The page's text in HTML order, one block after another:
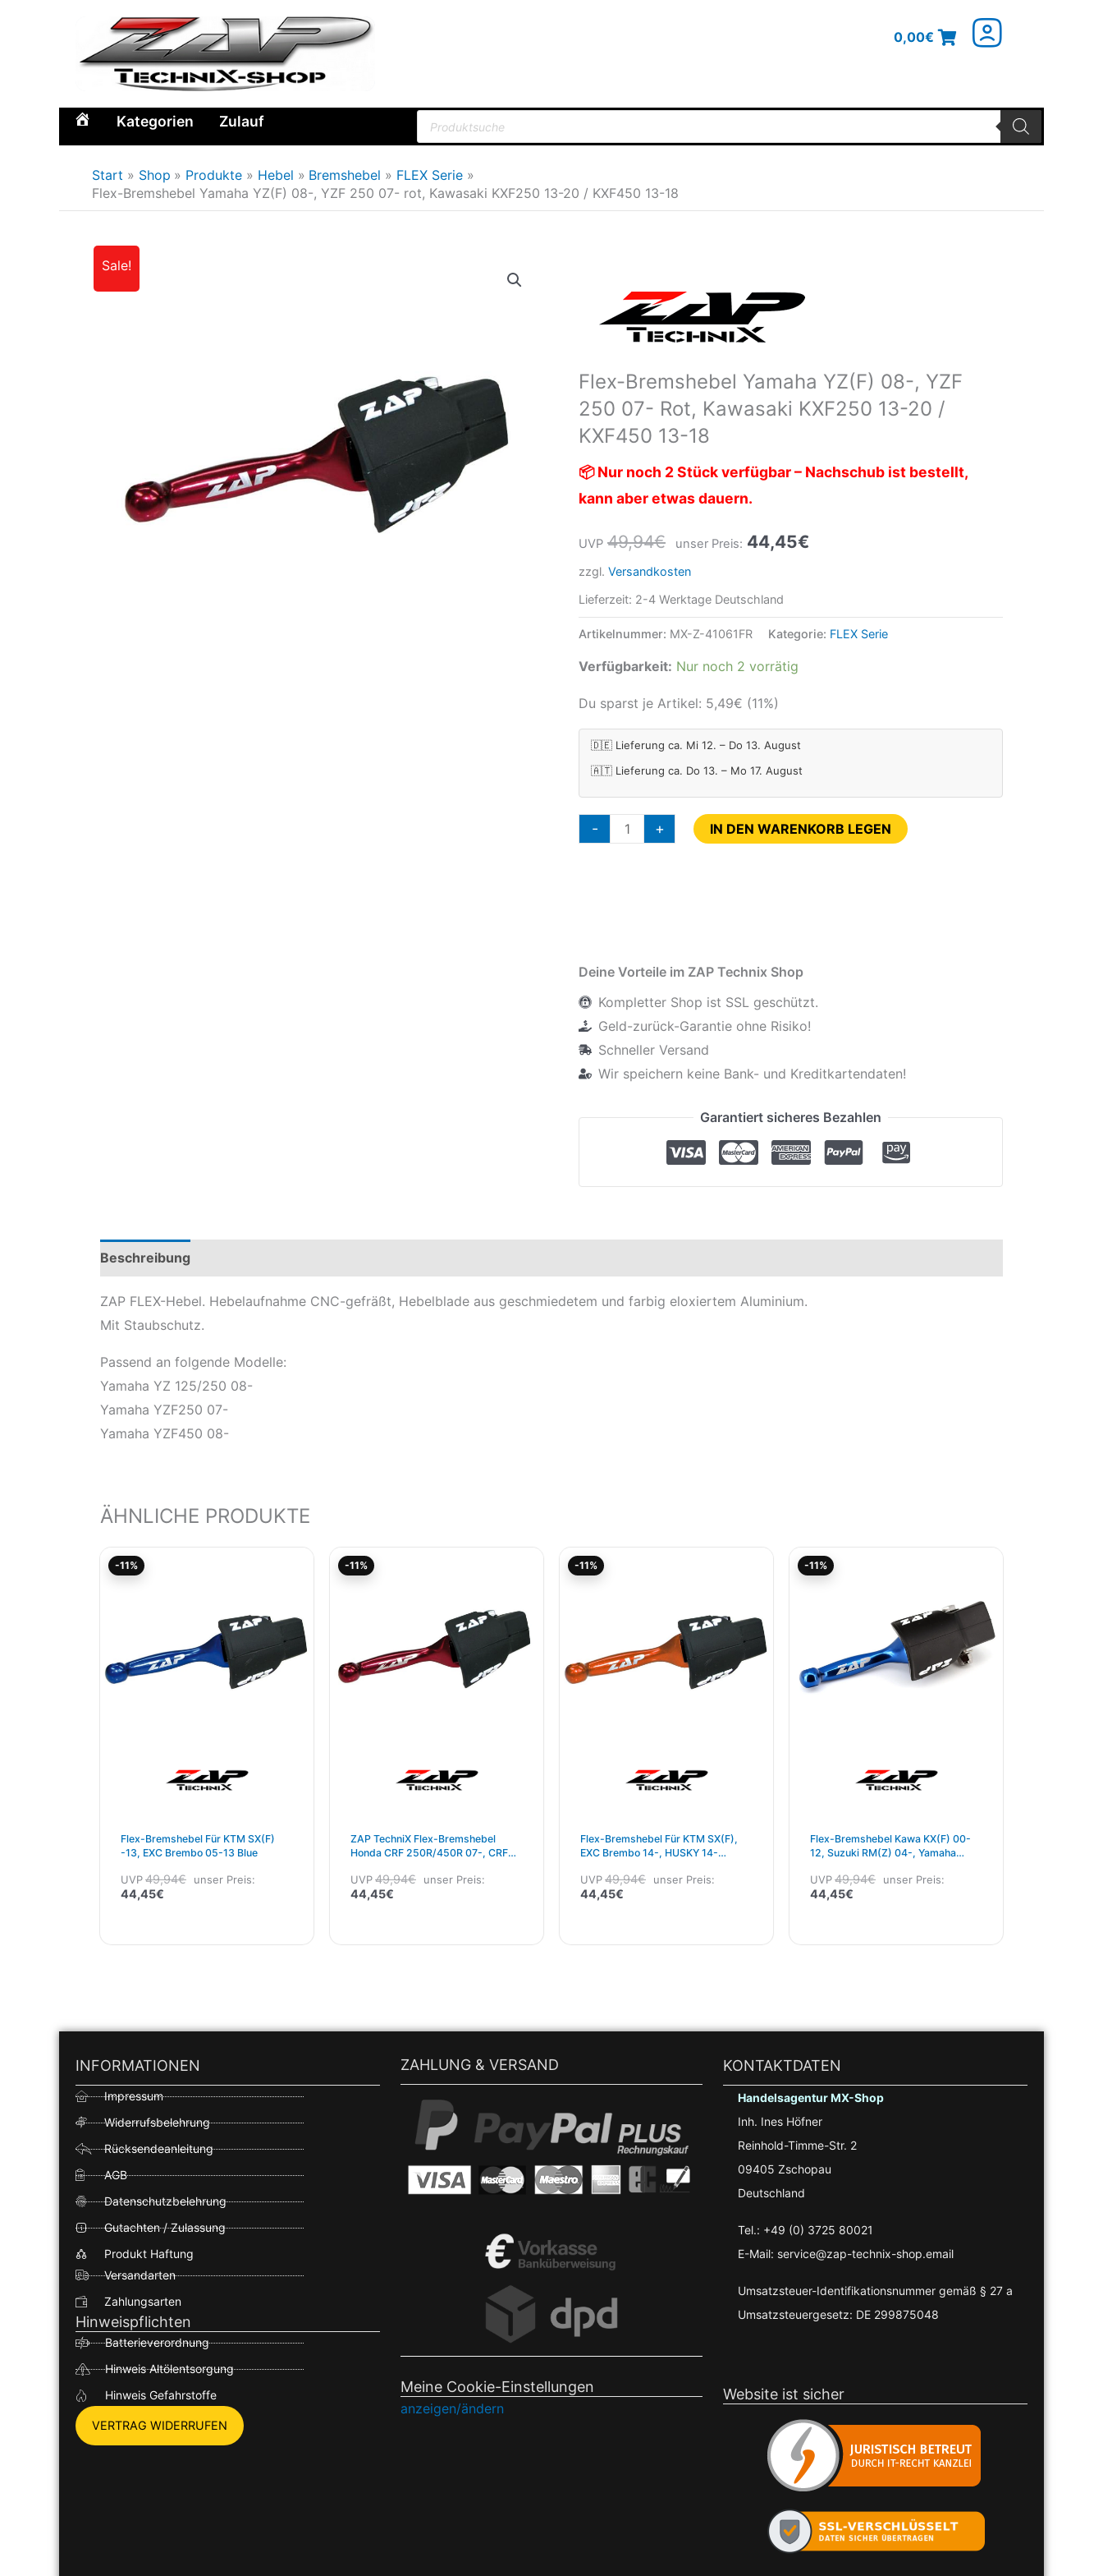
0,00€
Home Kategorien Zulauf
Products
search
Start Shop Produkte Hebel Bremshebel
FLEX Serie
Flex-Bremshebel Yamaha YZ(F) 08-, YZF 250 07- rot, Kawasaki KXF250 13-20 / KXF450 13-18
Sale!
Flex-Bremshebel Yamaha YZ(F) 08-, YZF
250 07- Rot, Kawasaki KXF250 13-20 /
KXF450 13-18
📦 Nur noch 2 Stück verfügbar – Nachschub ist bestellt,
kann aber etwas dauern.
UVP 49,94€
Preis
war:
unser Preis: 44,45€
zzgl. Versandkosten
Lieferzeit: 2-4 Werktage Deutschland
Artikelnummer: MX-Z-41061FR Kategorie: FLEX Serie
Verfügbarkeit: Nur noch 2 vorrätig
Du sparst je Artikel: 5,49€ (11%)
🇩🇪 Lieferung ca. Mi 12. – Do 13. August
🇦🇹 Lieferung ca. Do 13. – Mo 17. August
-
Yamaha
YZF
250
07-
Kawasaki
KXF250
20
/
KXF450
13-
Menge
+ IN DEN WARENKORB LEGEN
Deine Vorteile im ZAP Technix Shop
Kompletter Shop ist SSL geschützt.
Geld-zurück-Garantie ohne Risiko!
Schneller Versand
Wir speichern keine Bank- und Kreditkartendaten!
Garantiert sicheres Bezahlen
Beschreibung
ZAP FLEX-Hebel. Hebelaufnahme CNC-gefräßt, Hebelblade aus geschmiedetem und farbig eloxiertem Aluminium.
Mit Staubschutz.
Passend an folgende Modelle:
Yamaha YZ 125/250 08-
Yamaha YZF250 07-
Yamaha YZF450 08-
ÄHNLICHE PRODUKTE
-11%
Flex-Bremshebel Für KTM SX(F)
-13, EXC Brembo 05-13 Blue
UVP49,94€ unser Preis:
44,45€
-11%
ZAP TechniX Flex-Bremshebel
Honda CRF 250R/450R 07-, CRF
UVP49,94€ unser Preis:
44,45€
-11%
Flex-Bremshebel Für KTM SX(F),
EXC Brembo 14-, HUSKY 14-
UVP49,94€ unser Preis:
44,45€
-11%
Flex-Bremshebel Kawa KX(F) 00-
12, Suzuki RM(Z) 04-, Yamaha
Staubschutz
UVP49,94€ unser Preis:
44,45€
INFORMATIONEN
Impressum
Widerrufsbelehrung
Rücksendeanleitung
AGB
Datenschutzbelehrung
Gutachten / Zulassung
Produkt Haftung
Versandarten
Zahlungsarten
Hinweispflichten
Batterieverordnung
Hinweis Altölentsorgung
Hinweis Gefahrstoffe
VERTRAG WIDERRUFEN
ZAHLUNG & VERSAND
Meine Cookie-Einstellungen
anzeigen/ändern
KONTAKTDATEN
Handelsagentur MX-Shop
Inh. Ines Höfner
Reinhold-Timme-Str. 2
09405 Zschopau
Deutschland
Tel.: +49 (0) 3725 80021
E-Mail: service@zap-technix-shop.email
Umsatzsteuer-Identifikationsnummer gemäß § 27 a
Umsatzsteuergesetz: DE 299875048
Website ist sicher